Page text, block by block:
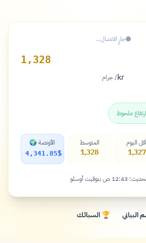
جارٍ الاتصال...
1,328
kr/ جرام
ارتفاع ملحوظ
اليوم
1,327
المتوسط
1,328
الأونصة 🌍
4,341.85$
ص بتوقيت أوسلو
البياني 🏆 السبائك